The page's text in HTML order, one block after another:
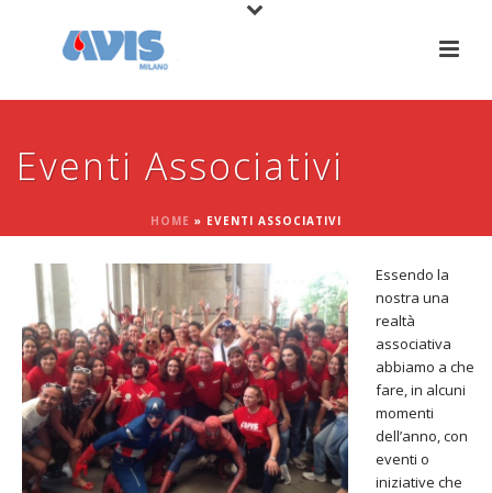
Eventi Associativi
HOME » EVENTI ASSOCIATIVI
Essendo la
nostra una
realtà
associativa
abbiamo a che
fare, in alcuni
momenti
dell’anno, con
eventi o
iniziative che